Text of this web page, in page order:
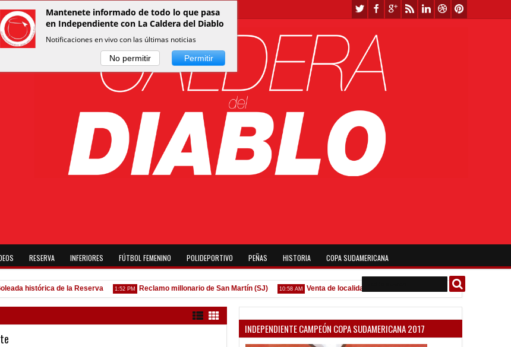
RESERVA INFERIORES FÚTBOL FEMENINO POLIDEPORTIVO PEÑAS HISTORIA COPA SUDAMERICANA
histórica de la Reserva 1:52 PM Reclamo millonario de San Martín (SJ) 10:58 AM Venta de localidades ante Platense Godoy desgarrado
INDEPENDIENTE CAMPEÓN COPA SUDAMERICANA 2017
Mantenete informado de todo lo que pasa
en Independiente con La Caldera del Diablo
Notificaciones en vivo con las últimas noticias
No permitir Permitir